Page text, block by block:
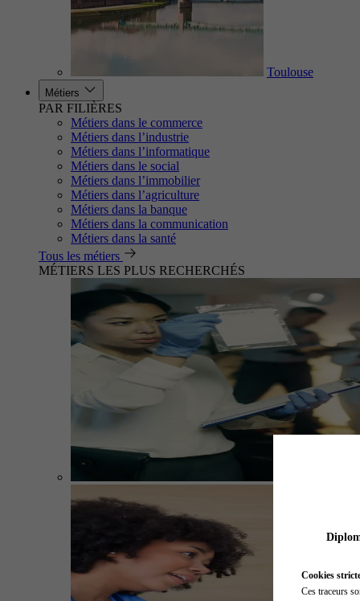
Toulouse
Métiers
PAR FILIÈRES
Métiers dans le commerce
Métiers dans l’industrie
Métiers dans l’informatique
Métiers dans le social
Métiers dans l’immobilier
Métiers dans l’agriculture
Métiers dans la banque
Métiers dans la communication
Métiers dans la santé
Tous les métiers
MÉTIERS LES PLUS RECHERCHÉS
Cookies
Ces traceurs